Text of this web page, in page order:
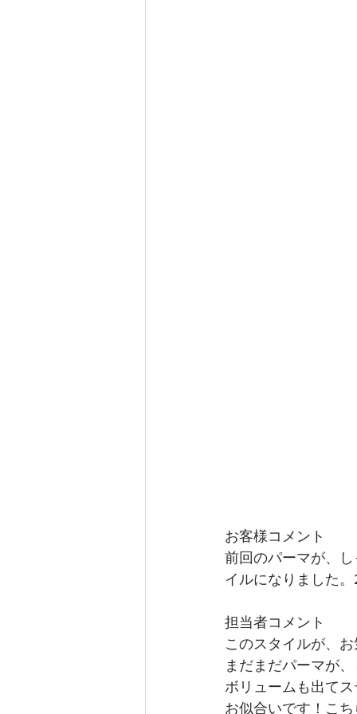
お客様コメント
前回のパーマが、
イルになりました
担当者コメント
このスタイルが、
まだまだパーマが
ボリュームも出て
お似合いです！こ